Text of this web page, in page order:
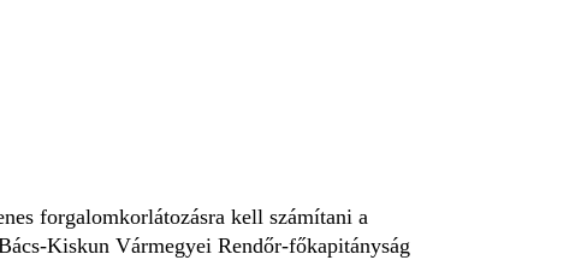
forgalomkorlátozásra kell számítani a
Kiskun Vármegyei Rendőr-főkapitányság